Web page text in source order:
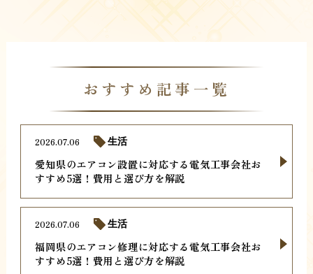
おすすめ記事一覧
愛知県のエアコン設置に対応する電気工事会社お
すすめ5選！費用と選び方を解説
2026.07.06 生活
福岡県のエアコン修理に対応する電気工事会社お
すすめ5選！費用と選び方を解説
2026.07.06 生活